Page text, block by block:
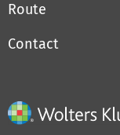
Route
Contact